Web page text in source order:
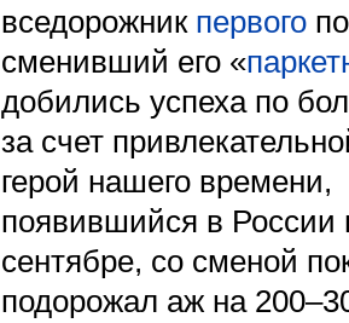
вседорожник первого
сменивший его «
добились успеха по
за счет
герой нашего времени,
появившийся в
сентябре, со сменой
подорожал аж на